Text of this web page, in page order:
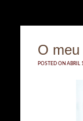
O
POSTED ON